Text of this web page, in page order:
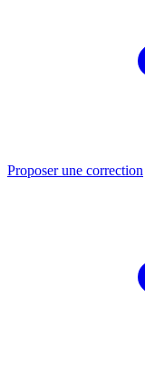
Proposer une correction